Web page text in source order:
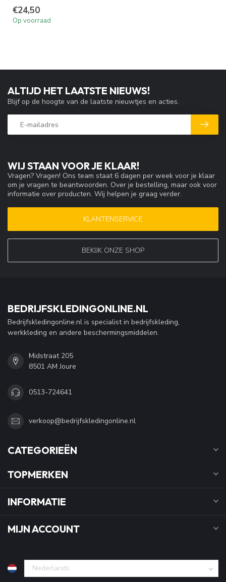
€24,50
Op voorraad
WIJ STAAN VOOR JE KLAAR!
Vragen? Vragen! Ons team staat 6 dagen per week voor je klaar
om je vragen te beantwoorden. Over je bestelling, maar ook voor
informatie over producten. Wij helpen je graag verder.
KLANTENSERVICE
BEKIJK ONZE SHOP
ALTIJD HET LAATSTE NIEUWS!
Blijf op de hoogte van de laatste nieuwtjes en acties.
BEDRIJFSKLEDINGONLINE.NL
Bedrijfskledingonline.nl is specialist in bedrijfskleding,
werkkleding en andere beschermingsmiddelen.
Midstraat 205
8501 AM Joure
0513-724641
verkoop@bedrijfskledingonline.nl
CATEGORIEËN
TOPMERKEN
INFORMATIE
MIJN ACCOUNT